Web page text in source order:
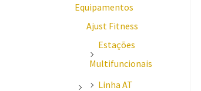
Equipamentos
Ajust Fitness
Estações
Multifuncionais
Linha AT